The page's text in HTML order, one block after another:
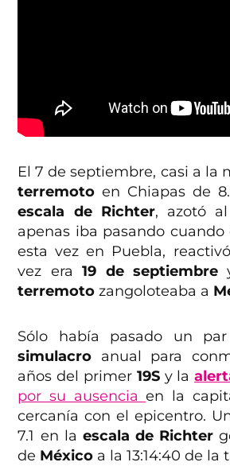
El 7 de septiembre, casi a la
terremoto en Chiapas de
escala de Richter, azotó
apenas iba pasando
esta vez en Puebla,
vez era19 de septiembre
terremotozangoloteaba a
Sólo había pasado un
simulacro anual para
años del primer 19Sy la
por su ausenciaen la
cercanía con el epicentro.
7.1 en la escala de Richter
de México a la 13:14:40 de la